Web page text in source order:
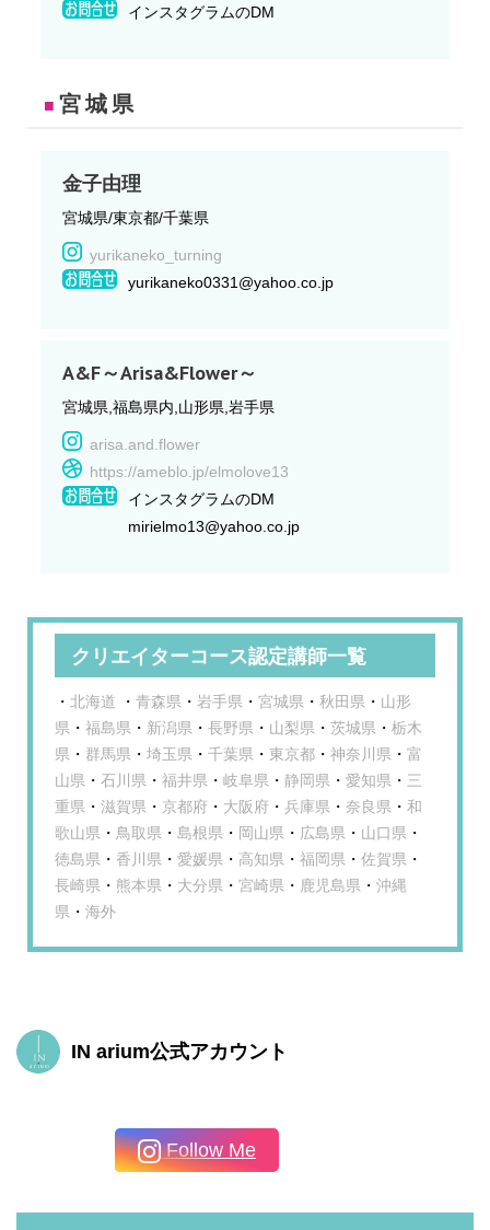
インスタグラムのDM
■ 宮城県
金子由理
宮城県/東京都/千葉県
yurikaneko_turning
yurikaneko0331@yahoo.co.jp
A&F～Arisa&Flower～
宮城県,福島県内,山形県,岩手県
arisa.and.flower
https://ameblo.jp/elmolove13
インスタグラムのDM
mirielmo13@yahoo.co.jp
クリエイターコース認定講師一覧
・ 北海道 ・ 青森県 ・ 岩手県 ・ 宮城県 ・ 秋田県 ・ 山形
県 ・ 福島県 ・ 新潟県 ・ 長野県 ・ 山梨県 ・ 茨城県 ・ 栃木
県 ・ 群馬県 ・ 埼玉県 ・ 千葉県 ・ 東京都 ・ 神奈川県 ・ 富
山県 ・ 石川県 ・ 福井県 ・ 岐阜県 ・ 静岡県 ・ 愛知県 ・ 三
重県 ・ 滋賀県 ・ 京都府 ・ 大阪府 ・ 兵庫県 ・ 奈良県 ・ 和
歌山県 ・ 鳥取県 ・ 島根県 ・ 岡山県 ・ 広島県 ・ 山口県 ・
徳島県 ・ 香川県 ・ 愛媛県 ・ 高知県 ・ 福岡県 ・ 佐賀県 ・
長崎県 ・ 熊本県 ・ 大分県 ・ 宮崎県 ・ 鹿児島県 ・ 沖縄
県 ・ 海外
IN arium公式アカウント
Follow Me